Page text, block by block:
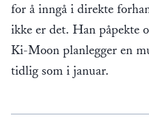
for å inngå i direkte
ikke er det. Han påpekte
Ki-Moon planlegger en
tidlig som i januar.